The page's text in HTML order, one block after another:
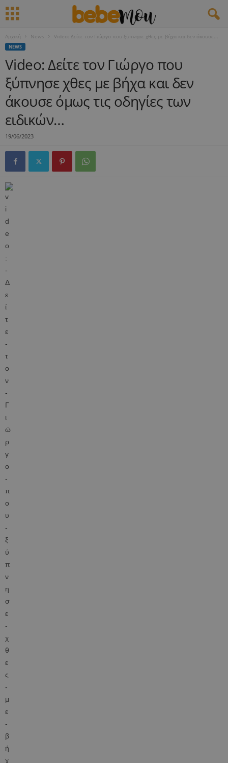
Αρχική News Video: Δείτε τον Γιώργο που ξύπνησε χθες με βήχα και δεν άκουσε...
NEWS
Video: Δείτε τον Γιώργο που
ξύπνησε χθες με βήχα και δεν
άκουσε όμως τις οδηγίες των
ειδικών…
19/06/2023